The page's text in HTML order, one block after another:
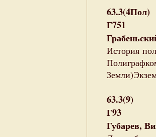
63.3(4Пол)
Г751
История
63.3(9)
Г93
Губарев,